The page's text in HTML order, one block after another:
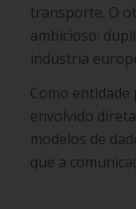
transporte. O
ambicioso:
indústria
Como
envolvido
modelos de
que a